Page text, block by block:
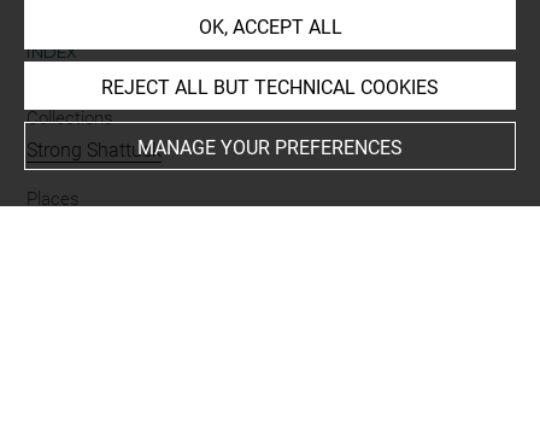
INDEX
Collections
Strong Shattuck
Places
OK, ACCEPT ALL
REJECT ALL BUT TECHNICAL COOKIES
MANAGE YOUR PREFERENCES